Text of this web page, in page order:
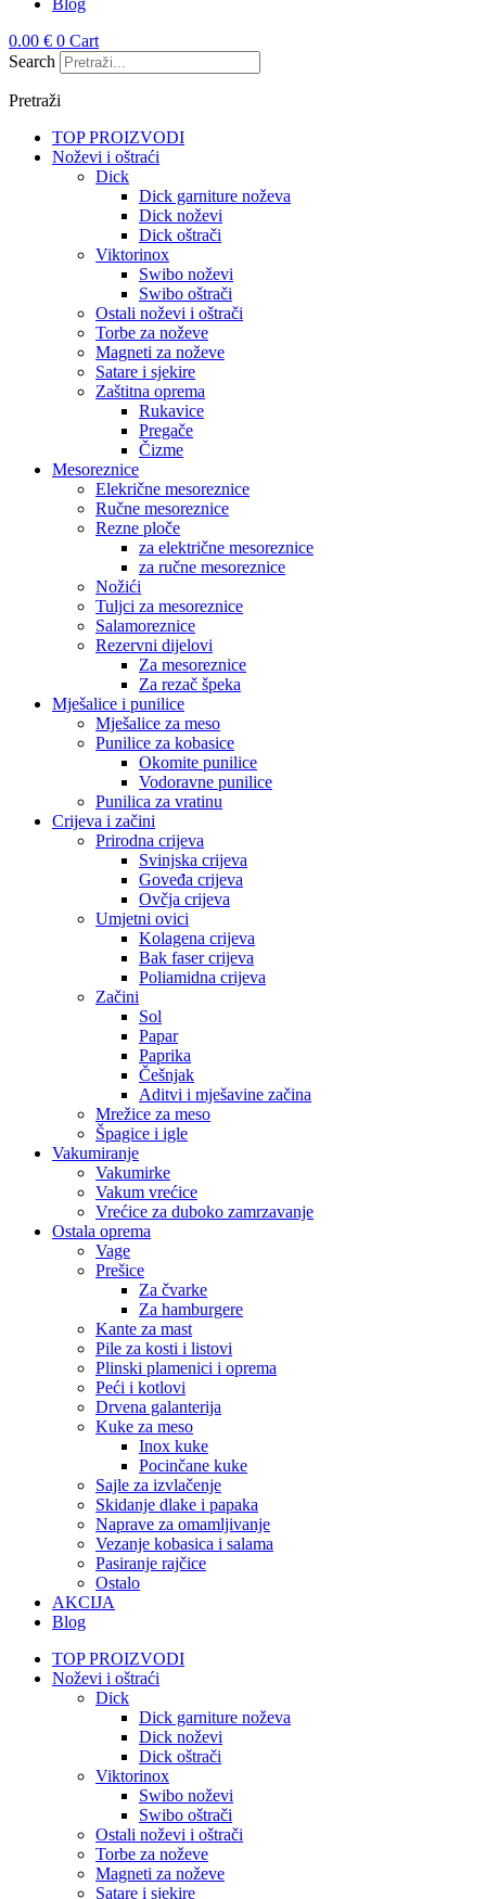
Blog
0.00 € 0 Cart
Search
Pretraži
TOP PROIZVODI
Noževi i oštraći
Dick
Dick garniture noževa
Dick noževi
Dick oštrači
Viktorinox
Swibo noževi
Swibo oštrači
Ostali noževi i oštrači
Torbe za noževe
Magneti za noževe
Satare i sjekire
Zaštitna oprema
Rukavice
Pregače
Čizme
Mesoreznice
Elekrične mesoreznice
Ručne mesoreznice
Rezne ploče
za električne mesoreznice
za ručne mesoreznice
Nožići
Tuljci za mesoreznice
Salamoreznice
Rezervni dijelovi
Za mesoreznice
Za rezač špeka
Mješalice i punilice
Mješalice za meso
Punilice za kobasice
Okomite punilice
Vodoravne punilice
Punilica za vratinu
Crijeva i začini
Prirodna crijeva
Svinjska crijeva
Goveđa crijeva
Ovčja crijeva
Umjetni ovici
Kolagena crijeva
Bak faser crijeva
Poliamidna crijeva
Začini
Sol
Papar
Paprika
Češnjak
Aditvi i mješavine začina
Mrežice za meso
Špagice i igle
Vakumiranje
Vakumirke
Vakum vrećice
Vrećice za duboko zamrzavanje
Ostala oprema
Vage
Prešice
Za čvarke
Za hamburgere
Kante za mast
Pile za kosti i listovi
Plinski plamenici i oprema
Peći i kotlovi
Drvena galanterija
Kuke za meso
Inox kuke
Pocinčane kuke
Sajle za izvlačenje
Skidanje dlake i papaka
Naprave za omamljivanje
Vezanje kobasica i salama
Pasiranje rajčice
Ostalo
AKCIJA
Blog
TOP PROIZVODI
Noževi i oštraći
Dick
Dick garniture noževa
Dick noževi
Dick oštrači
Viktorinox
Swibo noževi
Swibo oštrači
Ostali noževi i oštrači
Torbe za noževe
Magneti za noževe
Satare i sjekire